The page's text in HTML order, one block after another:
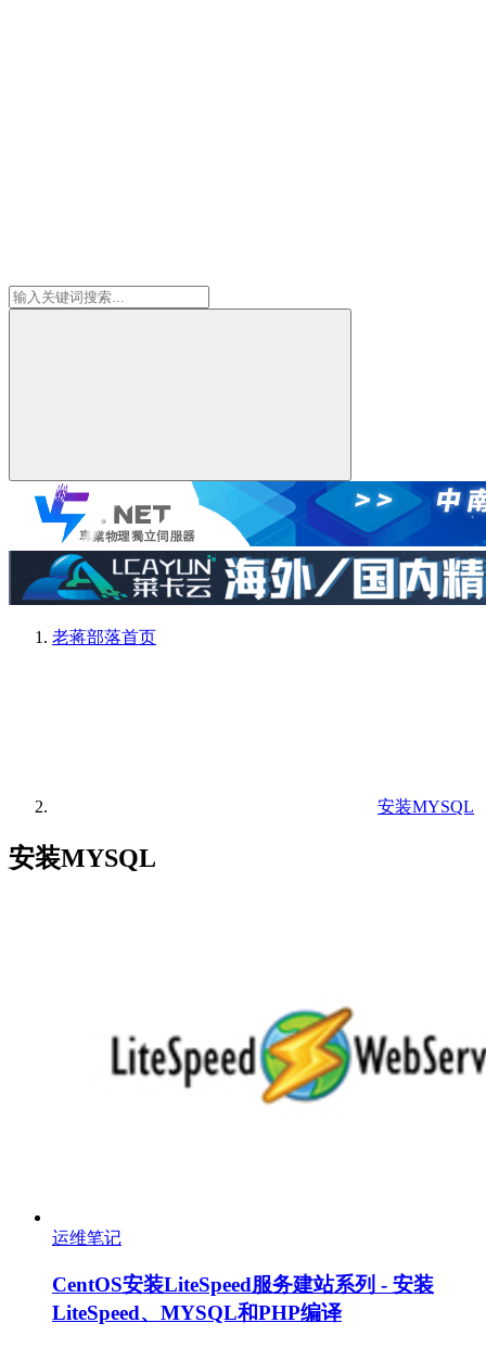
老蒋部落首页
安装MYSQL
安装MYSQL
运维笔记
CentOS安装LiteSpeed服务建站系列 - 安装
LiteSpeed、MYSQL和PHP编译